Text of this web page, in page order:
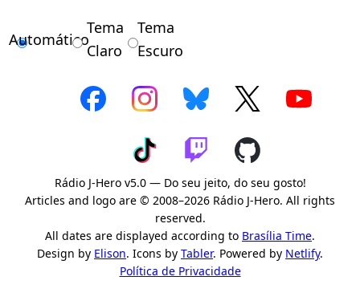
Automático
Tema
Claro
Tema
Escuro
Rádio J-Hero v5.0 — Do seu jeito, do seu gosto!
Articles and logo are © 2008–2026 Rádio J-Hero. All rights
reserved.
All dates are displayed according to Brasília Time.
Design by Elison. Icons by Tabler. Powered by Netlify.
Política de Privacidade